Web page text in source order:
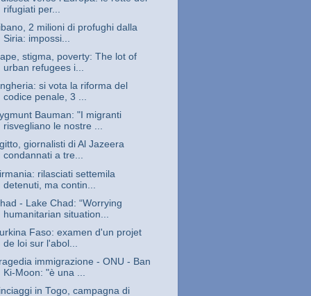
rifugiati per...
2 milioni di profughi dalla
Siria: impossi...
stigma, poverty: The lot of
urban refugees i...
si vota la riforma del
codice penale, 3 ...
Bauman: "I migranti
risvegliano le nostre ...
giornalisti di Al Jazeera
condannati a tre...
rilasciati settemila
detenuti, ma contin...
- Lake Chad: “Worrying
humanitarian situation...
Faso: examen d'un projet
de loi sur l'abol...
immigrazione - ONU - Ban
Ki-Moon: "è una ...
in Togo, campagna di